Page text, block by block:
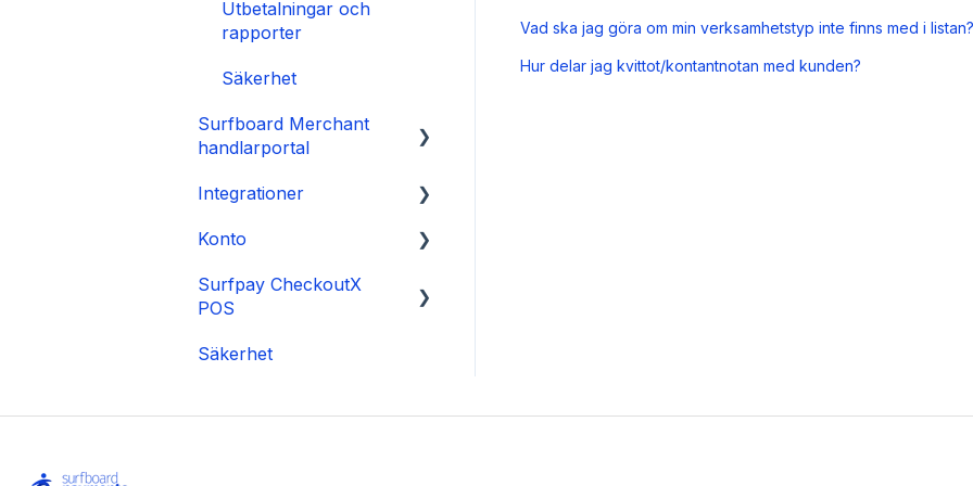
Vad ska jag göra om min verksamhetstyp inte finns med i listan?
Hur delar jag kvittot/kontantnotan med kunden?
📱 Mjukvara och
firmware
🛂 Säkerhetsrelaterade
Utbetalningar och
rapporter
Säkerhet
Surfboard Merchant
handlarportal
Försäljning och
Konto och inställningar
Integrationer
E-com plugins
Konto
Hantera ditt konto
Surfpay CheckoutX
POS
Allmänt
Säkerhet